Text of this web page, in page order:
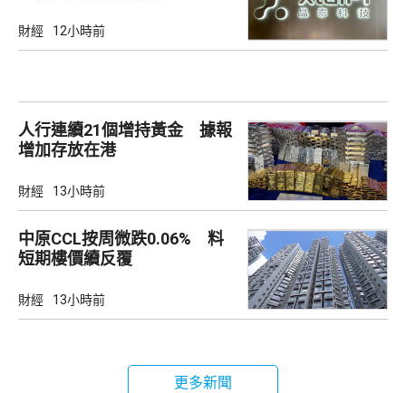
財經 12小時前
人行連續21個增持黃金 據報
增加存放在港
財經 13小時前
中原CCL按周微跌0.06% 料
短期樓價續反覆
財經 13小時前
更多新聞